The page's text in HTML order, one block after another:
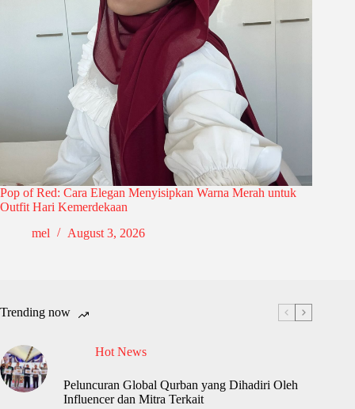
Pop of Red: Cara Elegan Menyisipkan Warna Merah untuk
Outfit Hari Kemerdekaan
mel
August 3, 2026
Trending now
Hot News
Peluncuran Global Qurban yang Dihadiri Oleh
Influencer dan Mitra Terkait